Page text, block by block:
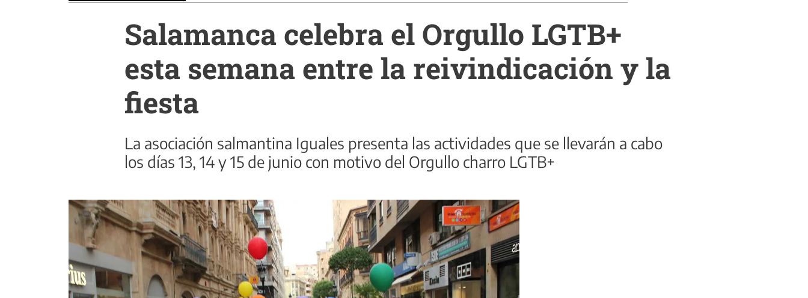
Salamanca celebra el Orgullo LGTB+
esta semana entre la reivindicación y la
fiesta
La asociación salmantina Iguales presenta las actividades que se llevarán a cabo
los días 13, 14 y 15 de junio con motivo del Orgullo charro LGTB+